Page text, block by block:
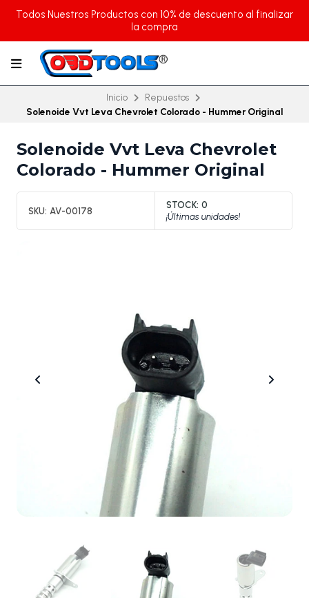
Todos Nuestros Productos con 10% de descuento al finalizar
la compra
Inicio
Repuestos
Solenoide Vvt Leva Chevrolet Colorado - Hummer Original
Solenoide Vvt Leva Chevrolet
Colorado - Hummer Original
SKU: AV-00178
STOCK: 0
¡Últimas unidades!